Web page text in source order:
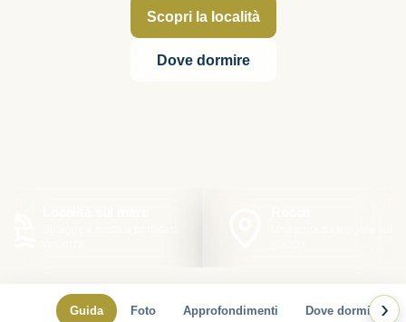
Scopri la località
Dove dormire
Guida Foto Approfondimenti Dove dormire ›